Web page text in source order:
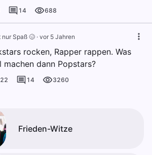
14 688
nur Spaß 🥴 · vor 5 Jahren
rocken, Rapper rappen. Was
machen dann Popstars?
22 14 3260
Frieden-Witze